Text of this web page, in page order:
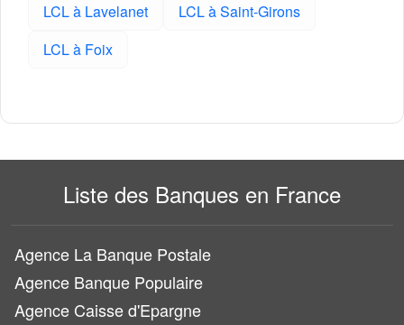
LCL à Lavelanet
LCL à Saint-Girons
LCL à Foix
Liste des Banques en France
Agence La Banque Postale
Agence Banque Populaire
Agence Caisse d'Epargne